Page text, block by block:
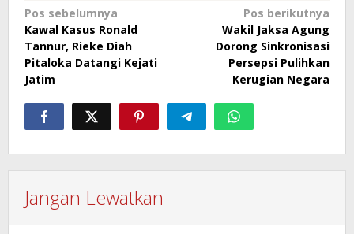
Navigasi
pos
Pos sebelumnya
Kawal Kasus Ronald
Tannur, Rieke Diah
Pitaloka Datangi Kejati
Jatim
Pos berikutnya
Wakil Jaksa Agung
Dorong Sinkronisasi
Persepsi Pulihkan
Kerugian Negara
Jangan Lewatkan